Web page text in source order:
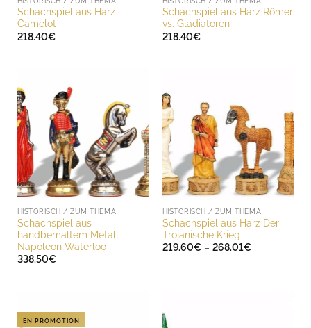
Schachspiel aus Harz
Camelot
218.40€
Schachspiel aus Harz Römer
vs. Gladiatoren
218.40€
HISTORISCH / ZUM THEMA
Schachspiel aus
handbemaltem Metall
Napoleon Waterloo
338.50€
HISTORISCH / ZUM THEMA
Schachspiel aus Harz Der
Trojanische Krieg
219.60€ – 268.01€Preisspanne:
EN PROMOTION